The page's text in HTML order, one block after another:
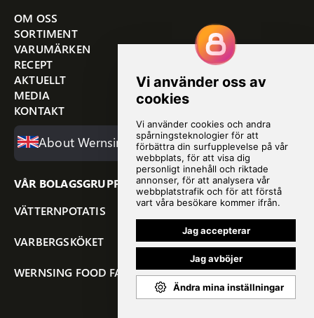
OM OSS
SORTIMENT
VARUMÄRKEN
RECEPT
AKTUELLT
MEDIA
KONTAKT
About Wernsing
VÅR BOLAGSGRUPP
VÄTTERNPOTATIS
VARBERGSKÖKET
WERNSING FOOD FAMILY